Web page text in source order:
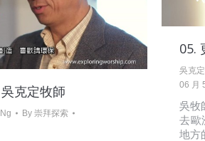
05.
吳克
06 月
吳牧
去歐
地方
克定牧師
By 崇拜探索